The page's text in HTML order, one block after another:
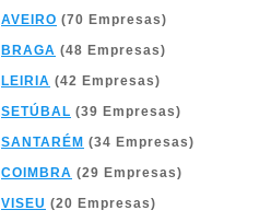
AVEIRO (70 Empresas)
BRAGA (48 Empresas)
LEIRIA (42 Empresas)
SETÚBAL (39 Empresas)
SANTARÉM (34 Empresas)
COIMBRA (29 Empresas)
VISEU (20 Empresas)